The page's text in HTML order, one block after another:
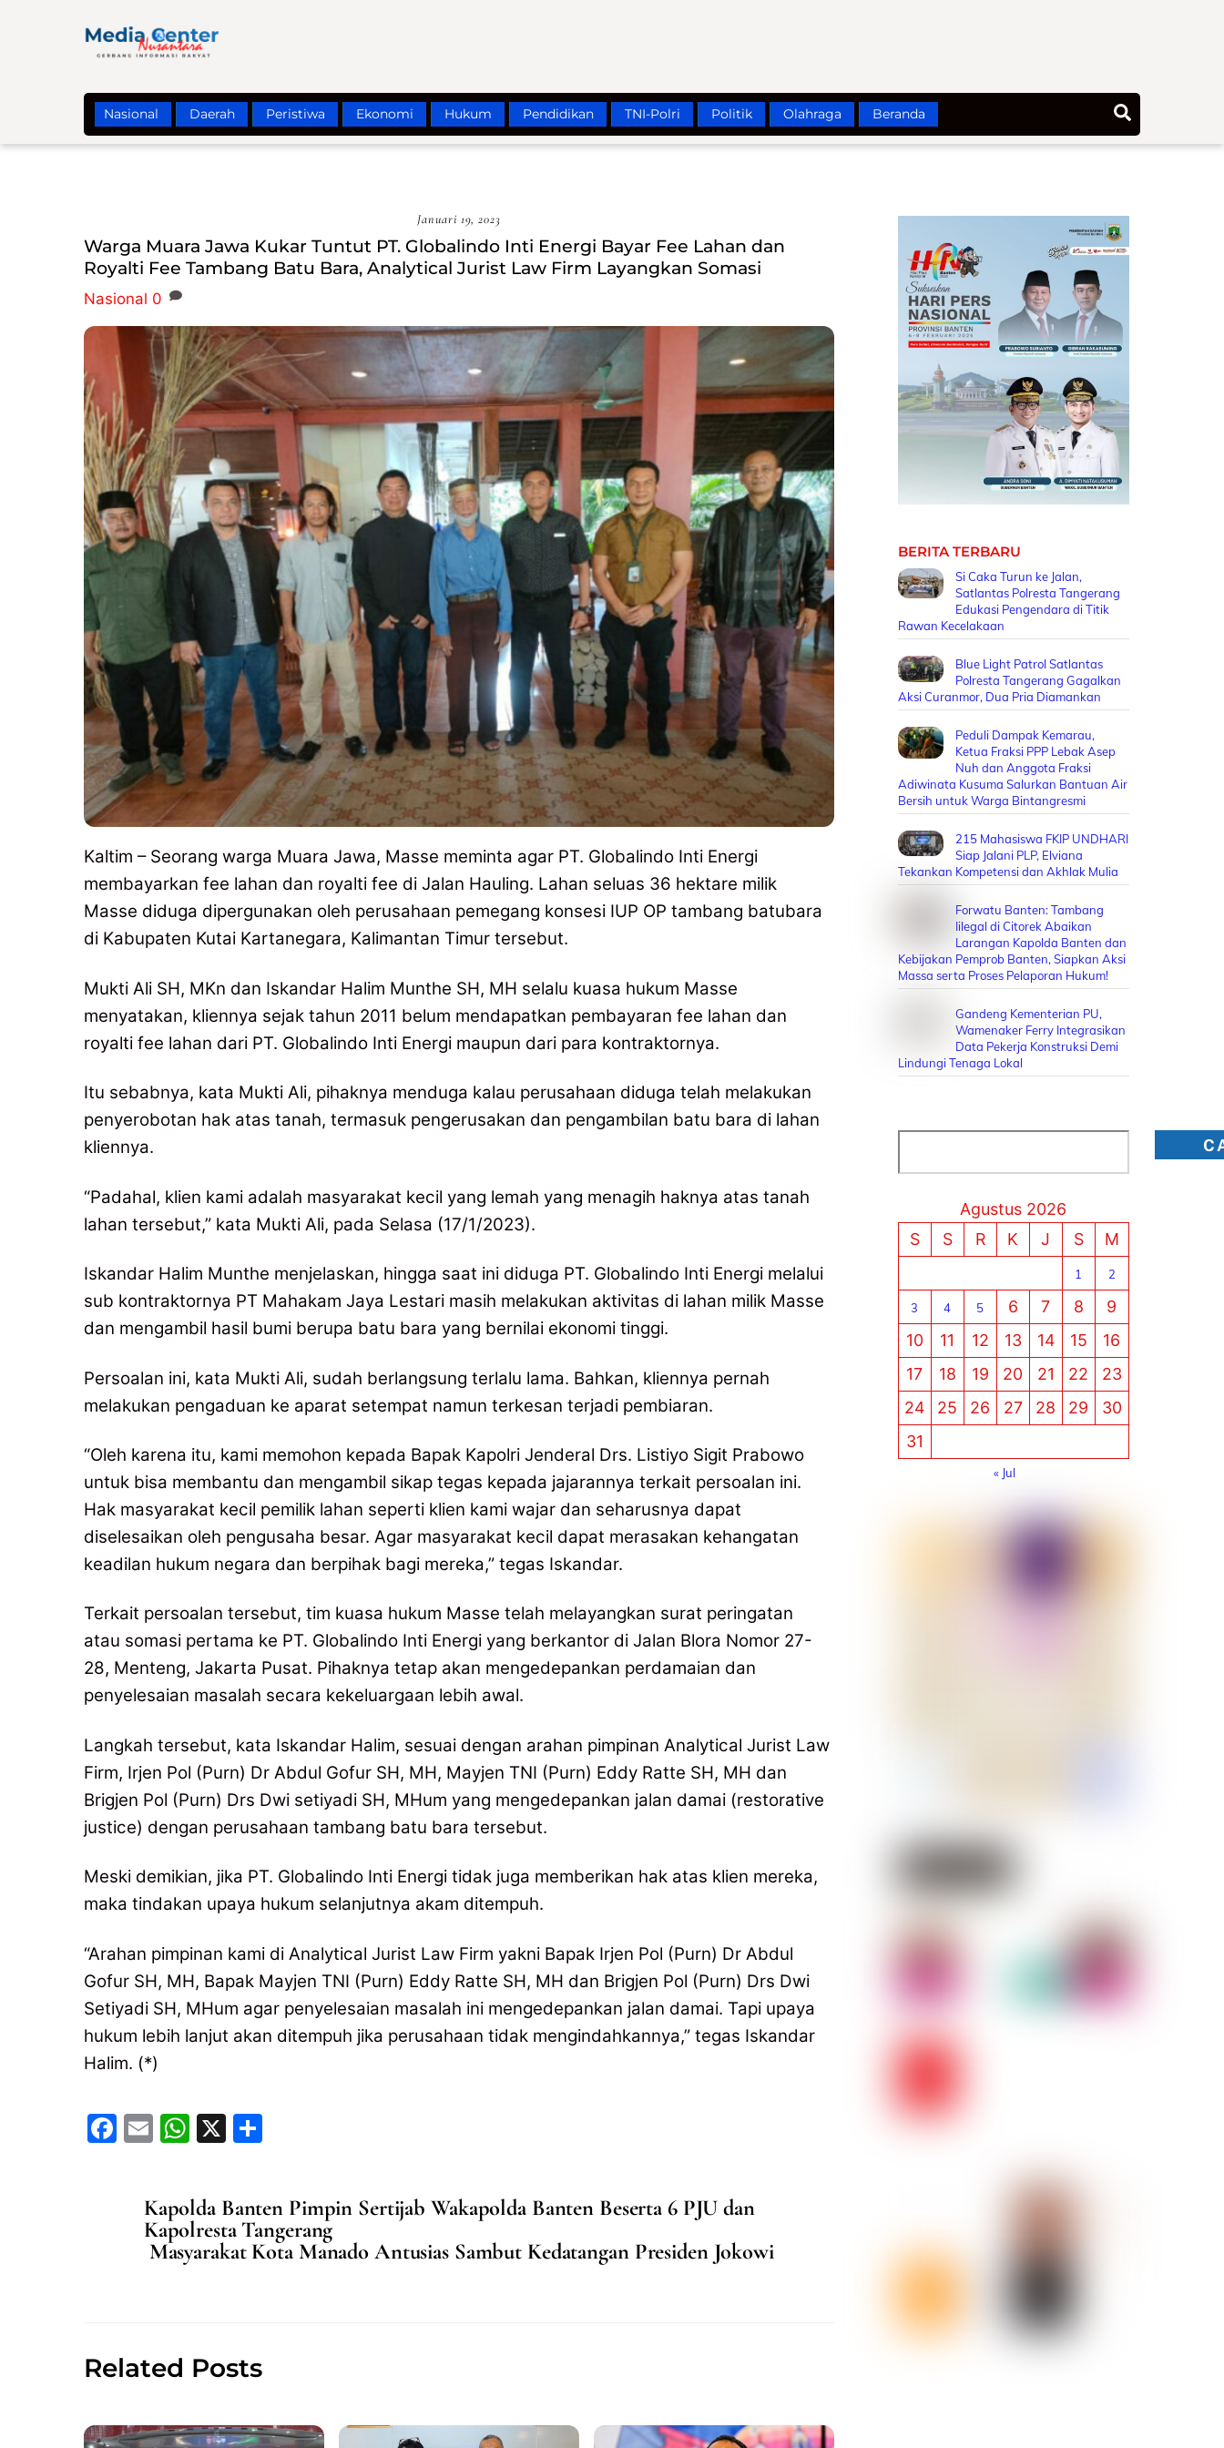
Nasional Daerah Peristiwa Ekonomi Hukum Pendidikan TNI-Polri Politik Olahraga Beranda
Januari 19, 2023
Warga Muara Jawa Kukar Tuntut PT. Globalindo Inti Energi Bayar Fee Lahan dan
Royalti Fee Tambang Batu Bara, Analytical Jurist Law Firm Layangkan Somasi
Nasional 0
Kaltim – Seorang warga Muara Jawa, Masse meminta agar PT. Globalindo Inti Energi
membayarkan fee lahan dan royalti fee di Jalan Hauling. Lahan seluas 36 hektare milik
Masse diduga dipergunakan oleh perusahaan pemegang konsesi IUP OP tambang batubara
di Kabupaten Kutai Kartanegara, Kalimantan Timur tersebut.
Mukti Ali SH, MKn dan Iskandar Halim Munthe SH, MH selalu kuasa hukum Masse
menyatakan, kliennya sejak tahun 2011 belum mendapatkan pembayaran fee lahan dan
royalti fee lahan dari PT. Globalindo Inti Energi maupun dari para kontraktornya.
Itu sebabnya, kata Mukti Ali, pihaknya menduga kalau perusahaan diduga telah melakukan
penyerobotan hak atas tanah, termasuk pengerusakan dan pengambilan batu bara di lahan
kliennya.
“Padahal, klien kami adalah masyarakat kecil yang lemah yang menagih haknya atas tanah
lahan tersebut,” kata Mukti Ali, pada Selasa (17/1/2023).
Iskandar Halim Munthe menjelaskan, hingga saat ini diduga PT. Globalindo Inti Energi melalui
sub kontraktornya PT Mahakam Jaya Lestari masih melakukan aktivitas di lahan milik Masse
dan mengambil hasil bumi berupa batu bara yang bernilai ekonomi tinggi.
Persoalan ini, kata Mukti Ali, sudah berlangsung terlalu lama. Bahkan, kliennya pernah
melakukan pengaduan ke aparat setempat namun terkesan terjadi pembiaran.
“Oleh karena itu, kami memohon kepada Bapak Kapolri Jenderal Drs. Listiyo Sigit Prabowo
untuk bisa membantu dan mengambil sikap tegas kepada jajarannya terkait persoalan ini.
Hak masyarakat kecil pemilik lahan seperti klien kami wajar dan seharusnya dapat
diselesaikan oleh pengusaha besar. Agar masyarakat kecil dapat merasakan kehangatan
keadilan hukum negara dan berpihak bagi mereka,” tegas Iskandar.
Terkait persoalan tersebut, tim kuasa hukum Masse telah melayangkan surat peringatan
atau somasi pertama ke PT. Globalindo Inti Energi yang berkantor di Jalan Blora Nomor 27-
28, Menteng, Jakarta Pusat. Pihaknya tetap akan mengedepankan perdamaian dan
penyelesaian masalah secara kekeluargaan lebih awal.
Langkah tersebut, kata Iskandar Halim, sesuai dengan arahan pimpinan Analytical Jurist Law
Firm, Irjen Pol (Purn) Dr Abdul Gofur SH, MH, Mayjen TNI (Purn) Eddy Ratte SH, MH dan
Brigjen Pol (Purn) Drs Dwi setiyadi SH, MHum yang mengedepankan jalan damai (restorative
justice) dengan perusahaan tambang batu bara tersebut.
Meski demikian, jika PT. Globalindo Inti Energi tidak juga memberikan hak atas klien mereka,
maka tindakan upaya hukum selanjutnya akam ditempuh.
“Arahan pimpinan kami di Analytical Jurist Law Firm yakni Bapak Irjen Pol (Purn) Dr Abdul
Gofur SH, MH, Bapak Mayjen TNI (Purn) Eddy Ratte SH, MH dan Brigjen Pol (Purn) Drs Dwi
Setiyadi SH, MHum agar penyelesaian masalah ini mengedepankan jalan damai. Tapi upaya
hukum lebih lanjut akan ditempuh jika perusahaan tidak mengindahkannya,” tegas Iskandar
Halim. (*)
F
E
l
W
s
A
X
e
Kapolda Banten Pimpin Sertijab Wakapolda Banten Beserta 6 PJU dan
Kapolresta Tangerang
Masyarakat Kota Manado Antusias Sambut Kedatangan Presiden Jokowi
Related Posts
BERITA TERBARU
Si Caka Turun ke Jalan,
Satlantas Polresta Tangerang
Edukasi Pengendara di Titik
Rawan Kecelakaan
Blue Light Patrol Satlantas
Polresta Tangerang Gagalkan
Aksi Curanmor, Dua Pria Diamankan
Peduli Dampak Kemarau,
Ketua Fraksi PPP Lebak Asep
Nuh dan Anggota Fraksi
Adiwinata Kusuma Salurkan Bantuan Air
Bersih untuk Warga Bintangresmi
215 Mahasiswa FKIP UNDHARI
Siap Jalani PLP, Elviana
Tekankan Kompetensi dan Akhlak Mulia
Forwatu Banten: Tambang
Iilegal di Citorek Abaikan
Larangan Kapolda Banten dan
Kebijakan Pemprob Banten, Siapkan Aksi
Massa serta Proses Pelaporan Hukum!
Gandeng Kementerian PU,
Wamenaker Ferry Integrasikan
Data Pekerja Konstruksi Demi
Lindungi Tenaga Lokal
Agustus 2026
S
S R K J S M
1 2
3 4 5 6 7 8
9
10
11 12 13 14 15
16
17
18 19 20 21 22
23
24
25 26 27 28 29
30
31
« Jul